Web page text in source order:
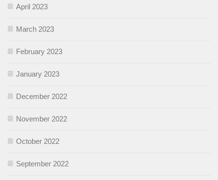
April 2023
March 2023
February 2023
January 2023
December 2022
November 2022
October 2022
September 2022